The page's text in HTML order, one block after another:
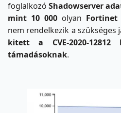
foglalkozó Shadowserver
mint 10 000 olyan
nem rendelkezik a szükséges
kitett a CVE-2020-12812
támadásoknak.